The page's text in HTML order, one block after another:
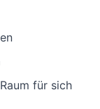
für sich